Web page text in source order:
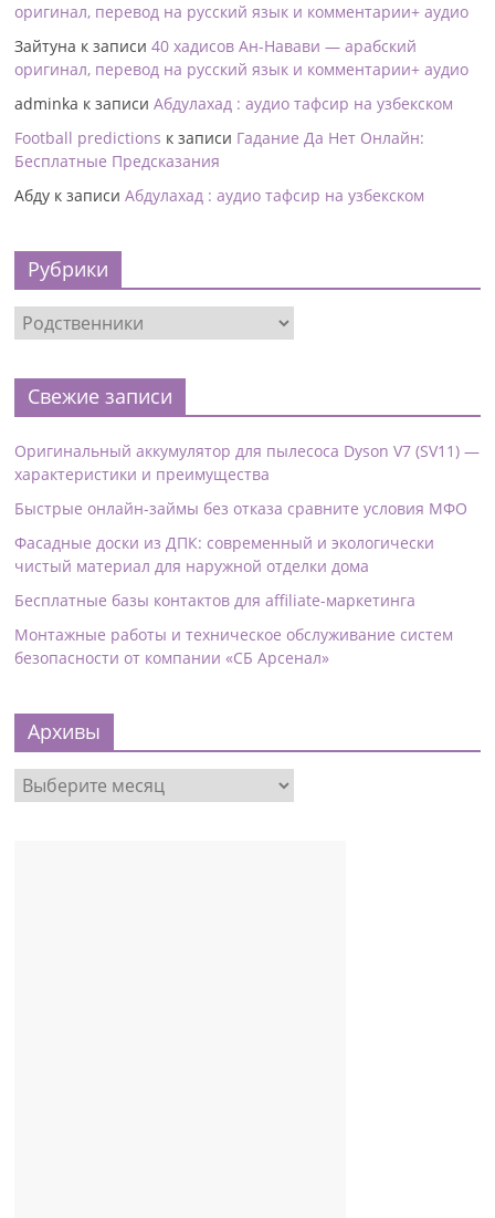
оригинал, перевод на русский язык и комментарии+ аудио
Зайтуна к записи40 хадисов Ан-Навави — арабский
оригинал, перевод на русский язык и комментарии+ аудио
adminka к записиАбдулахад : аудио тафсир на узбекском
Football predictions к записи Гадание Да Нет Онлайн:
Бесплатные Предсказания
Абду к записиАбдулахад : аудио тафсир на узбекском
Рубрики
Свежие записи
Оригинальный аккумулятор для пылесоса Dyson V7 (SV11) —
характеристики и преимущества
Быстрые онлайн-займы без отказа сравните условия МФО
Фасадные доски из ДПК: современный и экологически
чистый материал для наружной отделки дома
Бесплатные базы контактов для affiliate-маркетинга
Монтажные работы и техническое обслуживание систем
безопасности от компании «СБ Арсенал»
Архивы